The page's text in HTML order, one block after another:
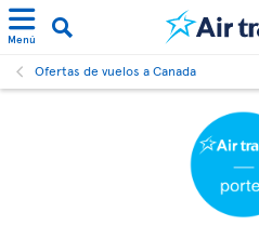
Menú
Ofertas de vuelos a Canada